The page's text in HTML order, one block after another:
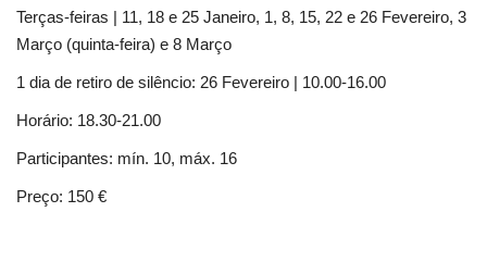
Terças-feiras | 11, 18 e 25 Janeiro, 1, 8, 15, 22 e 26 Fevereiro, 3
Março (quinta-feira) e 8 Março
1 dia de retiro de silêncio: 26 Fevereiro | 10.00-16.00
Horário: 18.30-21.00
Participantes: mín. 10, máx. 16
Preço: 150 €